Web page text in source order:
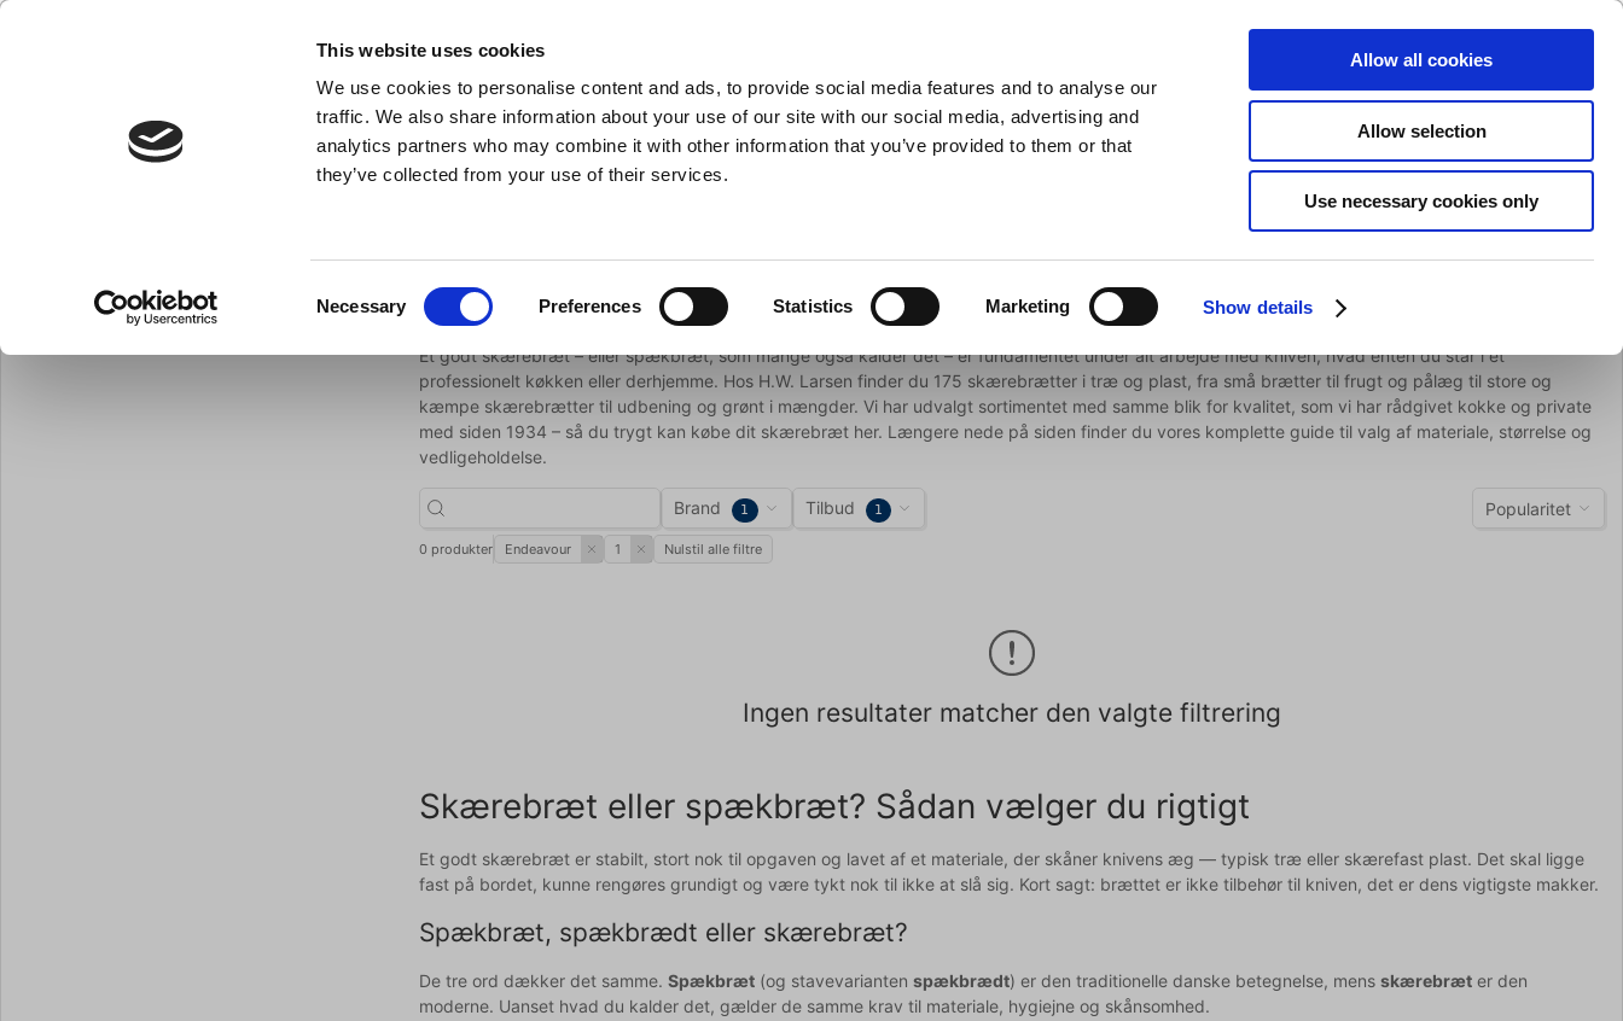
This website uses cookies
We use cookies to personalise content and ads, to provide social media features and to analyse our
traffic. We also share information about your use of our site with our social media, advertising and
analytics partners who may combine it with other information that you’ve provided to them or that
they’ve collected from your use of their services.
Necessary Preferences Statistics Marketing Show details
Allow all cookies
Allow selection
Use necessary cookies only
- Køkkenudstyr til professionelle og entusiaster Søg Indkøbskurv (0)
Køkkenredskaber Gryder & Pander Grill Barudstyr Tilbud Brands Slibning
Tilbage til Køkkenredskaber Skærebrætter
Et godt skærebræt – eller spækbræt, som mange også kalder det – er fundamentet under alt arbejde med kniven, hvad enten du står i et
professionelt køkken eller derhjemme. Hos H.W. Larsen finder du 175 skærebrætter i træ og plast, fra små brætter til frugt og pålæg til store og
kæmpe skærebrætter til udbening og grønt i mængder. Vi har udvalgt sortimentet med samme blik for kvalitet, som vi har rådgivet kokke og private
med siden 1934 – så du trygt kan købe dit skærebræt her. Længere nede på siden finder du vores komplette guide til valg af materiale, størrelse og
vedligeholdelse.
Brand 1 Tilbud 1 Popularitet
0 produkter Endeavour 1 Nulstil alle filtre
Ingen resultater matcher den valgte filtrering
Skærebræt eller spækbræt? Sådan vælger du rigtigt
Et godt skærebræt er stabilt, stort nok til opgaven og lavet af et materiale, der skåner knivens æg — typisk træ eller skærefast plast. Det skal ligge
fast på bordet, kunne rengøres grundigt og være tykt nok til ikke at slå sig. Kort sagt: brættet er ikke tilbehør til kniven, det er dens vigtigste makker.
Spækbræt, spækbrædt eller skærebræt?
De tre ord dækker det samme.Spækbræt (og stavevariantenspækbrædt) er den traditionelle danske betegnelse, mensskærebræt er den
moderne. Uanset hvad du kalder det, gælder de samme krav til materiale, hygiejne og skånsomhed.